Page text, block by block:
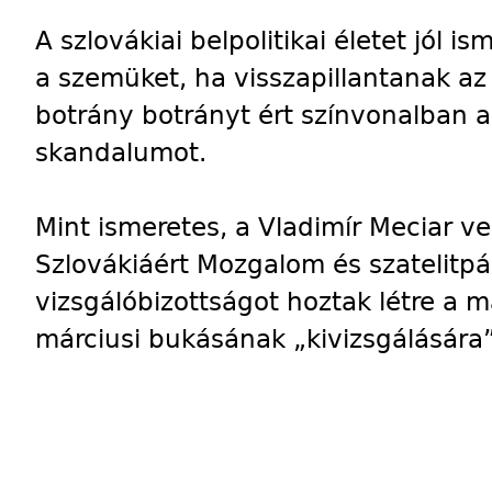
A szlovákiai belpolitikai életet jól
a szemüket, ha visszapillantanak
botrány botrányt ért színvonalban
skandalumot.
Mint ismeretes, a Vladimír Meciar
Szlovákiáért Mozgalom és
vizsgálóbizottságot hoztak létre a
márciusi bukásának